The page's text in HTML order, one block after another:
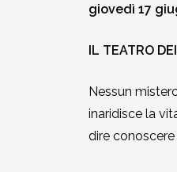
giovedì 17
IL TEATRO
Nessun
inaridisce la
dire conoscere